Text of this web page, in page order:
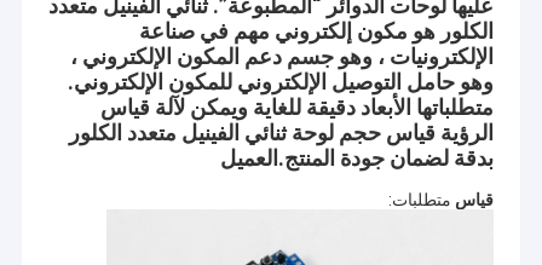
عليها لوحات الدوائر “المطبوعة”. ثنائي الفينيل متعدد
الكلور هو مكون إلكتروني مهم في صناعة
الإلكترونيات ، وهو جسم دعم المكون الإلكتروني ،
وهو حامل التوصيل الإلكتروني للمكون الإلكتروني.
متطلباتها الأبعاد دقيقة للغاية ويمكن لآلة قياس
الرؤية قياس حجم لوحة ثنائي الفينيل متعدد الكلور
بدقة لضمان جودة المنتج. العميل
قياس متطلبات: